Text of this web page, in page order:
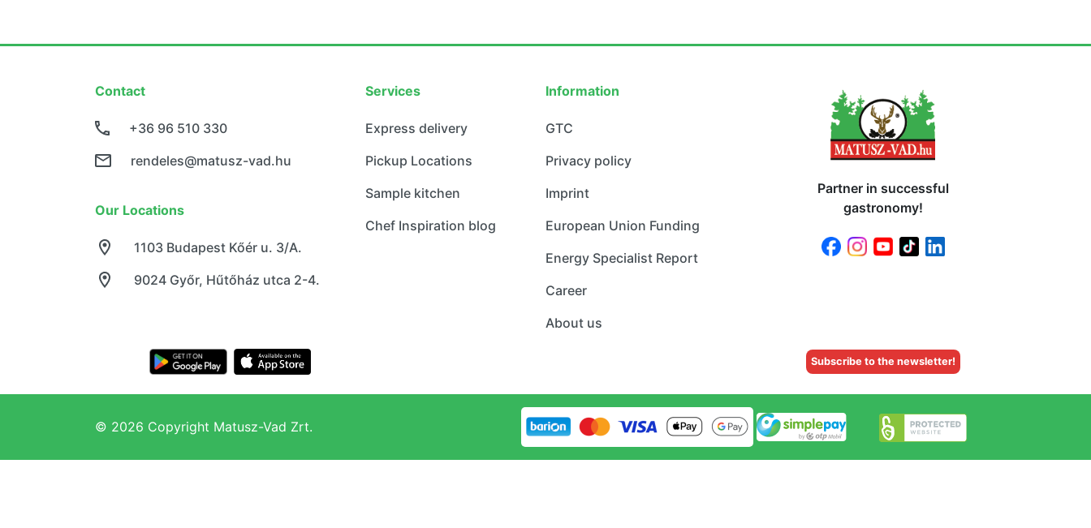
Contact
+36 96 510 330
rendeles@matusz-vad.hu
Our Locations
9024 Győr, Hűtőház utca 2-4.
1103 Budapest Kőér u. 3/A.
Services
Express delivery
Pickup Locations
Sample kitchen
Chef Inspiration blog
Information
GTC
Privacy policy
Imprint
European Union Funding
Energy Specialist Report
Career
About us
Partner in successful
gastronomy!
Subscribe to the newsletter!
© 2026 Copyright Matusz-Vad Zrt.